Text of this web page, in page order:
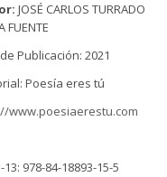
JOSÉ CARLOS TURRADO
FUENTE
Publicación: 2021
Poesía eres tú
www.poesiaerestu.com
13: 978-84-18893-15-5